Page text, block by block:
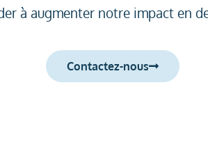
à augmenter notre impact en
Contactez-nous